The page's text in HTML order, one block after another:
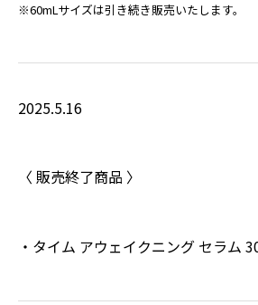
※60mLサイズは引き続き販売いたします。
2025.5.16
〈 販売終了商品 〉
・タイム アウェイクニング セラム